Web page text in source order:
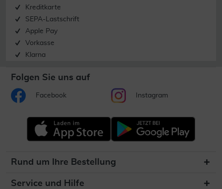
Kreditkarte
SEPA-Lastschrift
Apple Pay
Vorkasse
Klarna
Folgen Sie uns auf
Facebook Instagram
Rund um Ihre Bestellung
Service und Hilfe